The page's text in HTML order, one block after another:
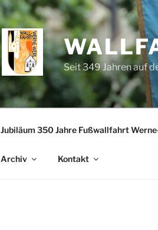
Seit 349 Jahren auf
Jubiläum 350 Jahre Fußwallfahrt
Archiv Kontakt